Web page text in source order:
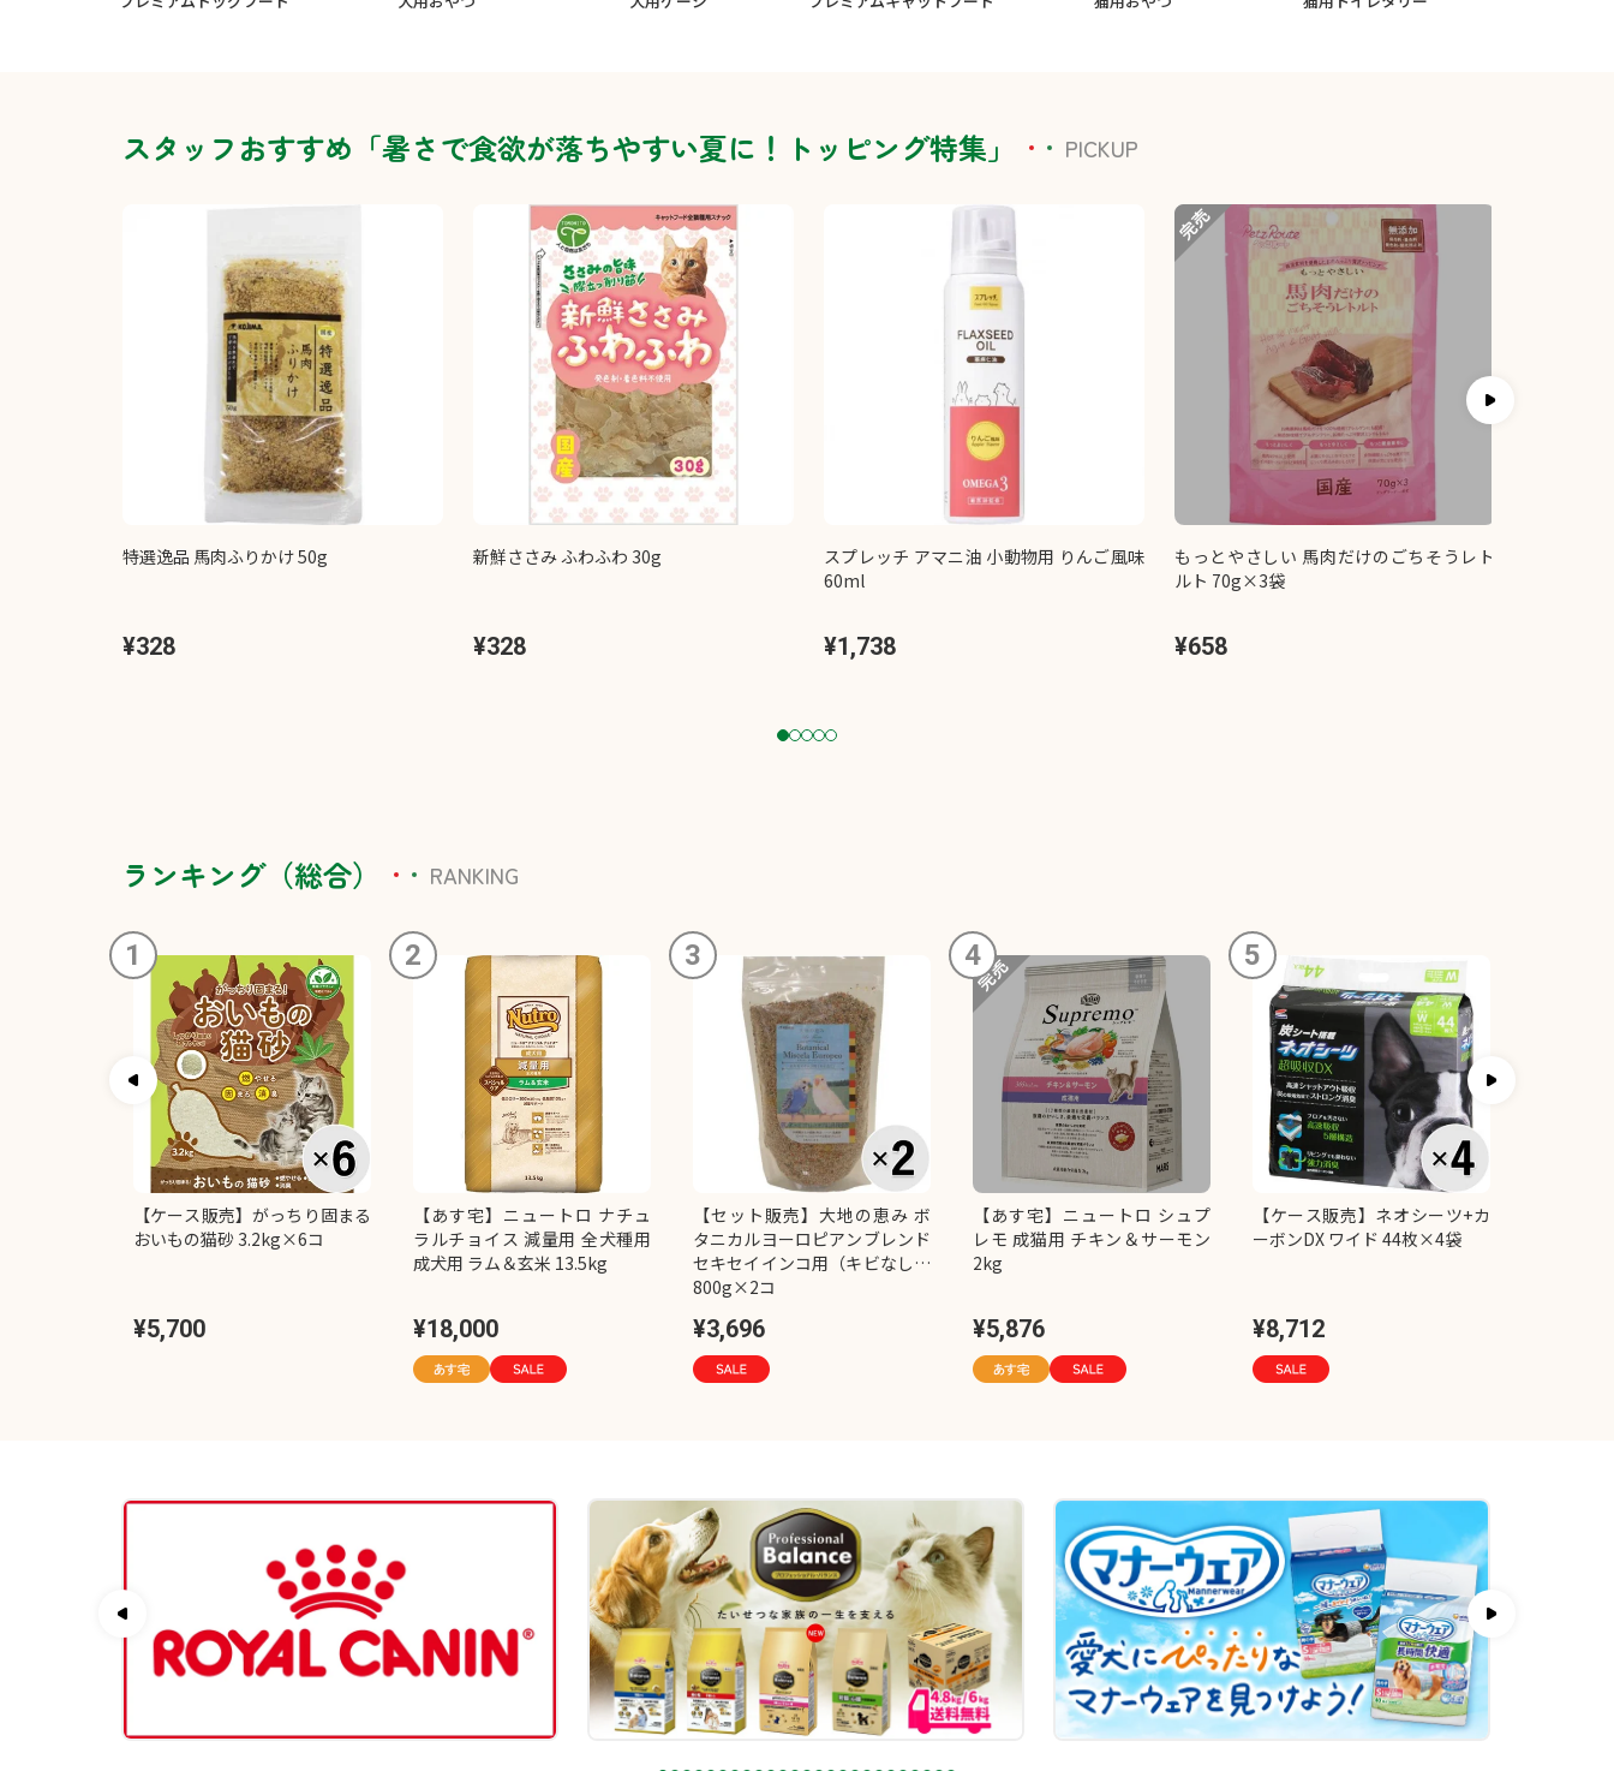
スタッフおすすめ「暑さで食欲が落ちやすい夏に！トッピング特集」 PICKUP
特選逸品 馬肉ふりかけ 50g
¥328
新鮮ささみ ふわふわ 30g
¥328
スプレッチ アマニ油 小動物用 りんご風味
60ml
¥1,738
もっとやさしい 馬肉だけのごちそうレト
ルト 70g×3袋
¥658
12345
ランキング（総合） RANKING
1
【ケース販売】がっちり固まる
おいもの猫砂 3.2kg×6コ
¥5,700
2
【あす宅】ニュートロ ナチュ
ラルチョイス 減量用 全犬種用
成犬用 ラム＆玄米 13.5kg
¥18,000
3
【セット販売】大地の恵み ボ
タニカルヨーロピアンブレンド
セキセイインコ用（キビなし）
800g×2コ
¥3,696
4
【あす宅】ニュートロ シュプ
レモ 成猫用 チキン＆サーモン
2kg
¥5,876
5
【ケース販売】ネオシーツ+カ
ーボンDX ワイド 44枚×4袋
¥8,712